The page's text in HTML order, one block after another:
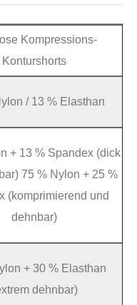
Kompressions-
Konturshorts
/ 13 % Elasthan
+ 13 % Spandex (dick
75 % Nylon + 25 %
(komprimierend und
dehnbar)
+ 30 % Elasthan
dehnbar)